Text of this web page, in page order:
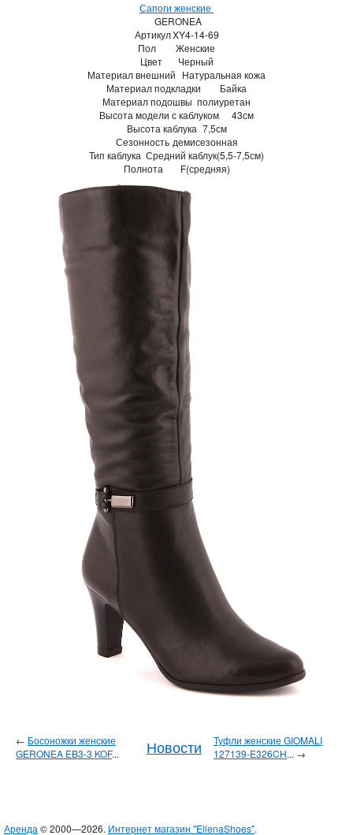
Сапоги женские
GERONEA
АртикулXY4-14-69
Пол
Женские
Цвет
Черный
Материал внешний Натуральная кожа
Материал подкладки
Байка
Материал подошвы полиуретан
Высота модели с каблуком
43см
Высота каблука 7,5см
Сезонность демисезонная
Тип каблука Средний каблук(5,5-7,5см)
Полнота
F(средняя)
← Босоножки женские
GERONEA EB3-3 KOF... Новости
Туфли женские GIOMALI
127139-E326CH... →
Аренда © 2000—2026. Интернет магазин "EllenaShoes".